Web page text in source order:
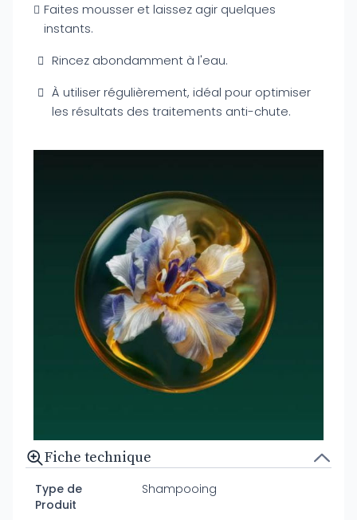
Faites mousser et laissez agir quelques
instants.
Rincez abondamment à l'eau.
À utiliser régulièrement, idéal pour optimiser
les résultats des traitements anti-chute.
Fiche technique
Type de
Produit
Shampooing